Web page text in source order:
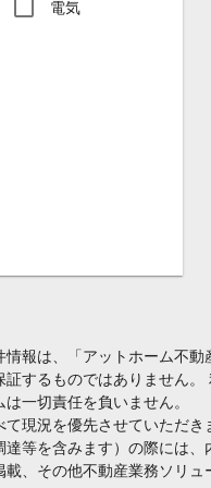
電気
報は、「アットホーム不
するものではありません
一切責任を負いません。
現況を優先させていただき
等を含みます）の際には
、その他不動産業務ソリ